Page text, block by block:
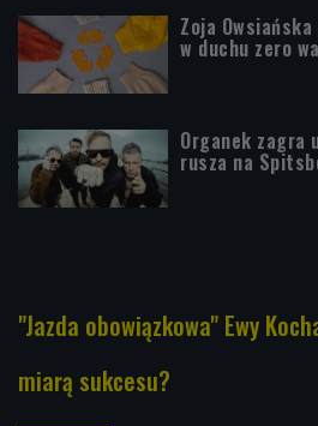
Zoja
w duchu zero
Organek zagra
rusza na
"Jazda obowiązkowa" Ewy
miarą sukcesu?